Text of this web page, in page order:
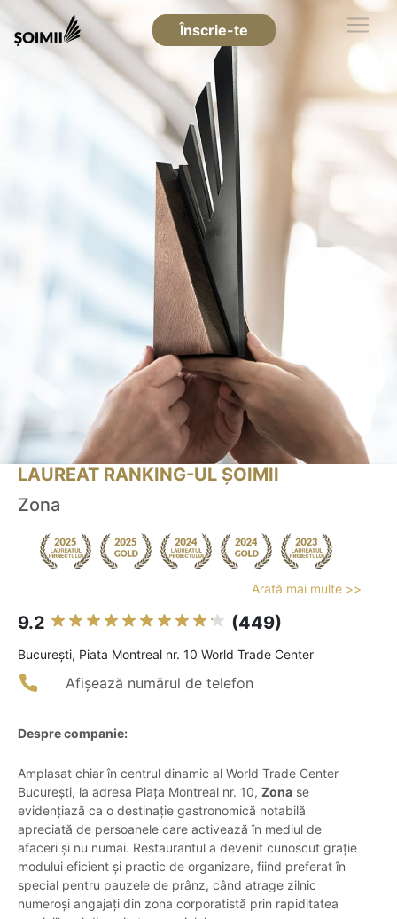
Înscrie-te
LAUREAT RANKING-UL ȘOIMII
Zona
Arată mai multe >>
9.2 (449)
Bucureşti, Piata Montreal nr. 10 World Trade Center
Afișează numărul de telefon
Despre companie:
Amplasat chiar în centrul dinamic al World Trade Center
București, la adresa Piața Montreal nr. 10, Zona se
evidențiază ca o destinație gastronomică notabilă
apreciată de persoanele care activează în mediul de
afaceri și nu numai. Restaurantul a devenit cunoscut grație
modului eficient și practic de organizare, fiind preferat în
special pentru pauzele de prânz, când atrage zilnic
numeroși angajați din zona corporatistă prin rapiditatea